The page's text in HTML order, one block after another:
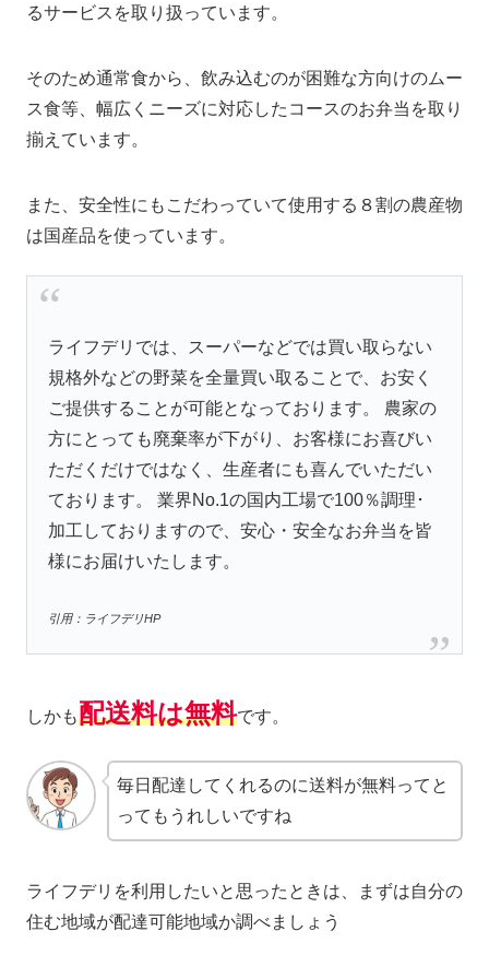
るサービスを取り扱っています。
そのため通常食から、飲み込むのが困難な方向けのムー
ス食等、幅広くニーズに対応したコースのお弁当を取り
揃えています。
また、安全性にもこだわっていて使用する８割の農産物
は国産品を使っています。
ライフデリでは、スーパーなどでは買い取らない
規格外などの野菜を全量買い取ることで、お安く
ご提供することが可能となっております。 農家の
方にとっても廃棄率が下がり、お客様にお喜びい
ただくだけではなく、生産者にも喜んでいただい
ております。 業界No.1の国内工場で100％調理･
加工しておりますので、安心・安全なお弁当を皆
様にお届けいたします。
引用：ライフデリHP
しかも配送料は無料です。
毎日配達してくれるのに送料が無料ってと
ってもうれしいですね
ライフデリを利用したいと思ったときは、まずは自分の
住む地域が配達可能地域か調べましょう